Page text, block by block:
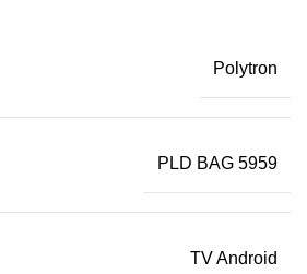
Polytron
PLD BAG 5959
TV Android